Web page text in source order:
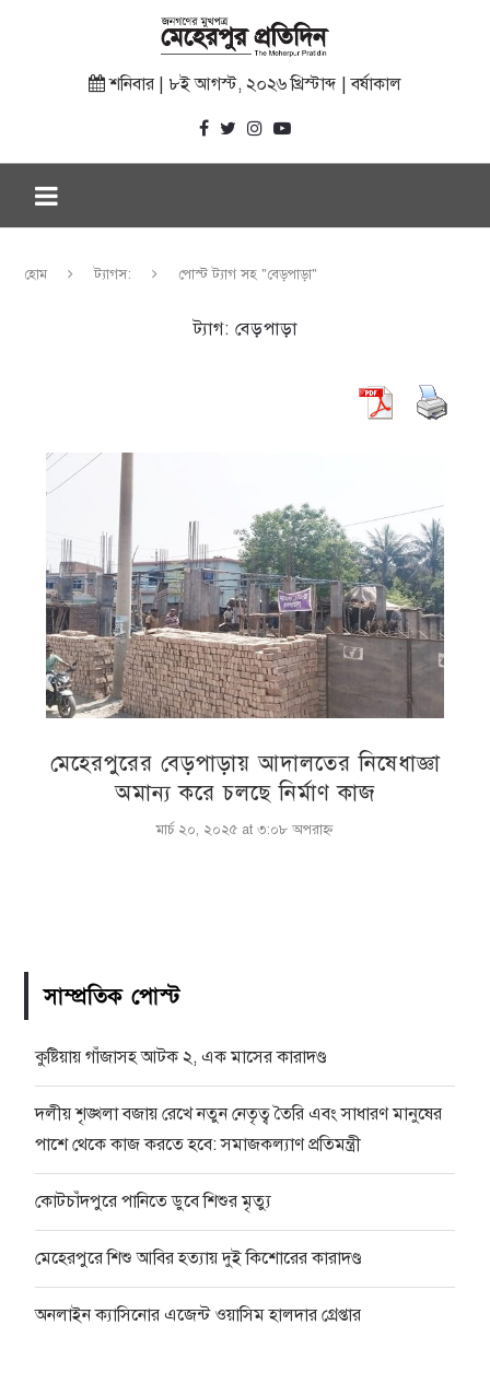
শনিবার | ৮ই আগস্ট, ২০২৬ খ্রিস্টাব্দ | বর্ষাকাল
হোম ট্যাগস: পোস্ট ট্যাগ সহ "বেড়পাড়া"
ট্যাগ: বেড়পাড়া
মেহেরপুরের বেড়পাড়ায় আদালতের নিষেধাজ্ঞা
অমান্য করে চলছে নির্মাণ কাজ
মার্চ ২০, ২০২৫ at ৩:০৮ অপরাহ্ণ
সাম্প্রতিক পোস্ট
কুষ্টিয়ায় গাঁজাসহ আটক ২, এক মাসের কারাদণ্ড
দলীয় শৃঙ্খলা বজায় রেখে নতুন নেতৃত্ব তৈরি এবং সাধারণ মানুষের
পাশে থেকে কাজ করতে হবে: সমাজকল্যাণ প্রতিমন্ত্রী
কোটচাঁদপুরে পানিতে ডুবে শিশুর মৃত্যু
মেহেরপুরে শিশু আবির হত্যায় দুই কিশোরের কারাদণ্ড
অনলাইন ক্যাসিনোর এজেন্ট ওয়াসিম হালদার গ্রেপ্তার